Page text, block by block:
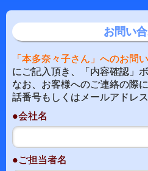
お問い
「本多奈々子さん」へのお問
にご記入頂き、「内容確認」
なお、お客様へのご連絡の際
話番号もしくはメールアドレ
●会社名
●ご担当者名